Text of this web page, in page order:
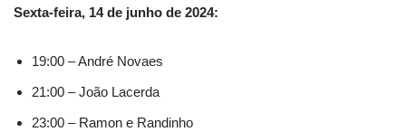
Sexta-feira, 14 de junho de 2024:
19:00 – André Novaes
21:00 – João Lacerda
23:00 – Ramon e Randinho